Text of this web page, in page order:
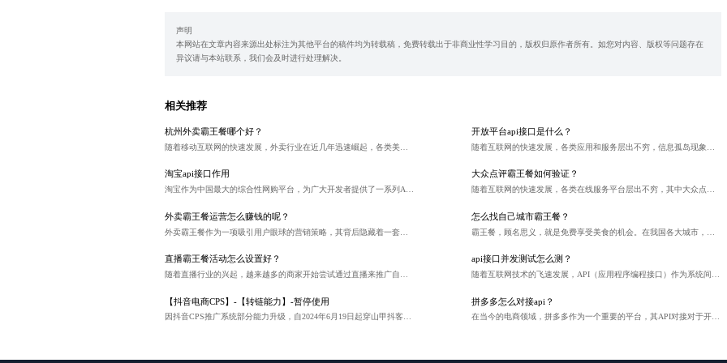
声明
本网站在文章内容来源出处标注为其他平台的稿件均为转载稿，免费转载出于非商业性学习目的，版权归原作者所有。如您对内容、版权等问题存在
异议请与本站联系，我们会及时进行处理解决。
相关推荐
杭州外卖霸王餐哪个好？ 开放平台api接口是什么？
淘宝api接口作用
淘宝作为中国最大的综合性网购平台，为广大开发者提供了一系列API接口，使得第三方应用程序、服务能够与淘宝平台进行数据交互，从而实现各种业务场景的拓展。淘宝API接口的作用主要体现在以下几个方面：
大众点评霸王餐如何验证？
随着互联网的快速发展，各类在线服务平台层出不穷，其中大众点评作为一款集餐饮、娱乐、购物于一体的生活服务类应用，深受消费者喜爱。特别是大众点评推出的霸王餐活动，让消费者在享受美食的同时，还能免费品尝，实为一大福利。然而，如何验证大众点评霸王餐活动的真实性，成为了消费者关注的问题。本文将为您详细介绍大众点评霸王餐的验证方法。
外卖霸王餐运营怎么赚钱的呢？ 怎么找自己城市霸王餐？
直播霸王餐活动怎么设置好？ api接口并发测试怎么测？
【抖音电商CPS】-【转链能力】-暂停使用
因抖音CPS推广系统部分能力升级，自2024年6月19日起穿山甲抖客涉及【抖音电商】的相关CPS平台产品转链能力、API功能将暂时停止服务！
拼多多怎么对接api？
在当今的电商领域，拼多多作为一个重要的平台，其API对接对于开发者和企业来说具有重要意义。它可以帮助实现更高效的业务流程、数据管理和个性化的应用开发。以下是关于拼多多如何对接API的详细介绍。